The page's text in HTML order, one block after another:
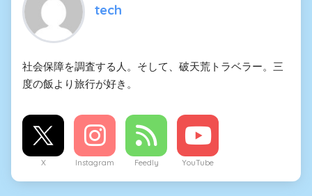
tech
社会保障を調査する人。そして、破天荒トラベラー。三
度の飯より旅行が好き。
X Instagram Feedly YouTube